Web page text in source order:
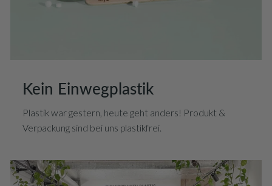
Kein Einwegplastik
Plastik war gestern, heute geht anders! Produkt &
Verpackung sind bei uns plastikfrei.